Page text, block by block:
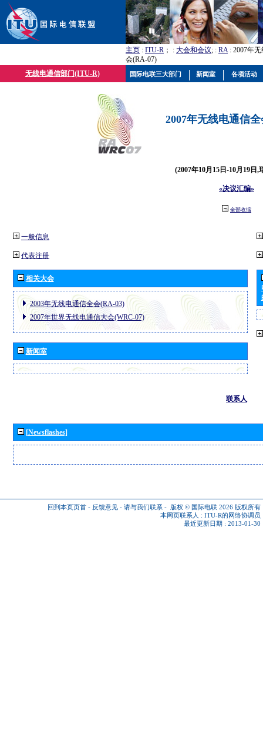
主页 : ITU-R ； : 大会和会议; : RA: 2007年
会(RA-07)
无线电通信部门(ITU-R)
2007年无线电通信
(2007年10月15日-10月19日,
«决议汇编»
全部收缩
一般信息
代表注册
相关大会
2003年无线电通信全会(RA-03)
2007年世界无线电通信大会(WRC-07)
新闻室
联系人
[Newsflashes]
回到本页页首 - 反馈意见 - 请与我们联系 - 版权 © 国际电联 2026 版权所有
本网页联系人 : ITU-R的网络协调员
最近更新日期 : 2013-01-30
国际电联三大部门 新闻室 各项活动